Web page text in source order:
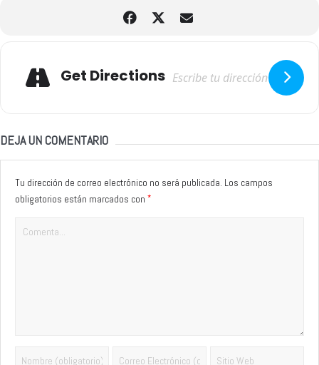
Get Directions
DEJA UN COMENTARIO
Tu dirección de correo electrónico no será publicada. Los campos
obligatorios están marcados con *